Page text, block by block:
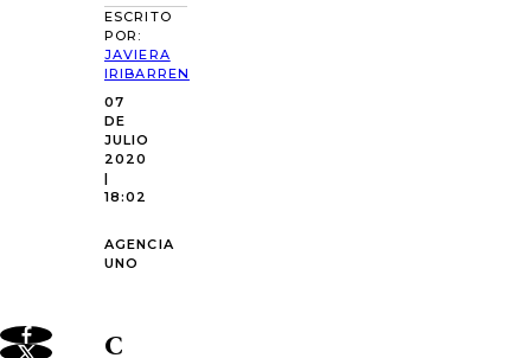
ESCRITO
POR:
JAVIERA
IRIBARREN
07
DE
JULIO
2020
|
18:02
AGENCIA
UNO
C